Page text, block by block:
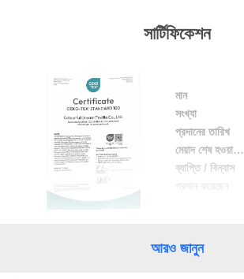
সার্টিফিকেশন
মান
সংখ্যা
প্রদানের তারিখ
মেয়াদ শেষ হওয়ার তারিখ
ব্যাপ্তি / বিন্যাস
আরও জানুন